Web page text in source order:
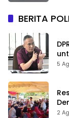
BERITA
5
2